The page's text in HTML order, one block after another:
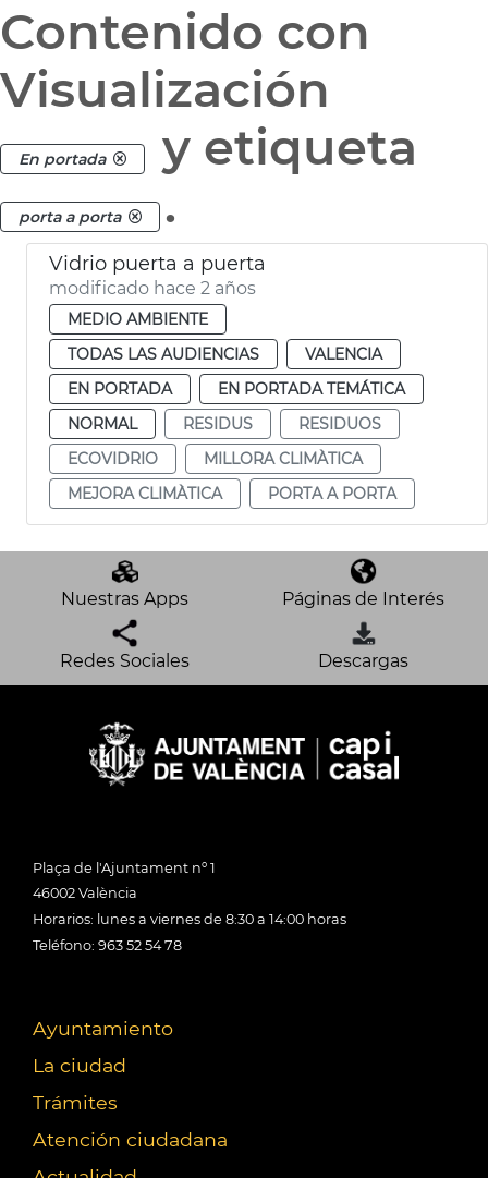
Contenido con
Visualización
En portada y etiqueta
porta a porta .
Vidrio puerta a puerta
modificado hace 2 años
MEDIO AMBIENTE
TODAS LAS AUDIENCIAS
VALENCIA
EN PORTADA
EN PORTADA TEMÁTICA
NORMAL
RESIDUS
RESIDUOS
ECOVIDRIO
MILLORA CLIMÀTICA
MEJORA CLIMÀTICA
PORTA A PORTA
Nuestras Apps Páginas de Interés
Redes Sociales Descargas
Plaça de l'Ajuntament nº 1
46002 València
Horarios: lunes a viernes de 8:30 a 14:00 horas
Teléfono: 963 52 54 78
Ayuntamiento
La ciudad
Trámites
Atención ciudadana